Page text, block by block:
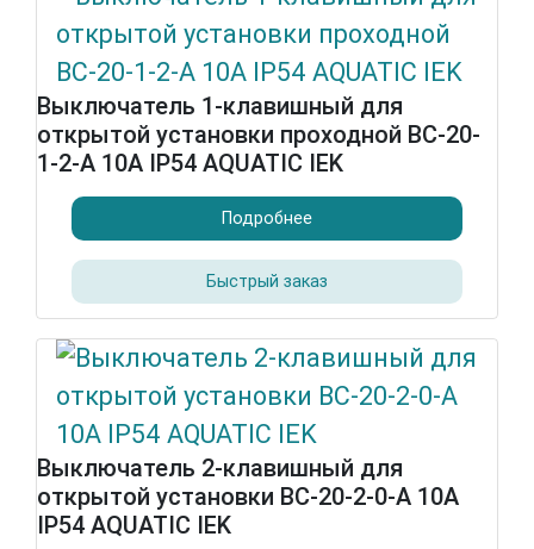
Выключатель 1-клавишный для
открытой установки проходной ВС-20-
1-2-А 10А IP54 AQUATIC IEK
Подробнее
Быстрый заказ
Выключатель 2-клавишный для
открытой установки ВС-20-2-0-А 10А
IP54 AQUATIC IEK